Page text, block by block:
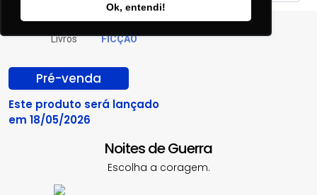
Ok, entendi!
Livros FICÇÃO
Pré-venda
Este produto será lançado
em 18/05/2026
Noites de Guerra
Escolha a coragem.